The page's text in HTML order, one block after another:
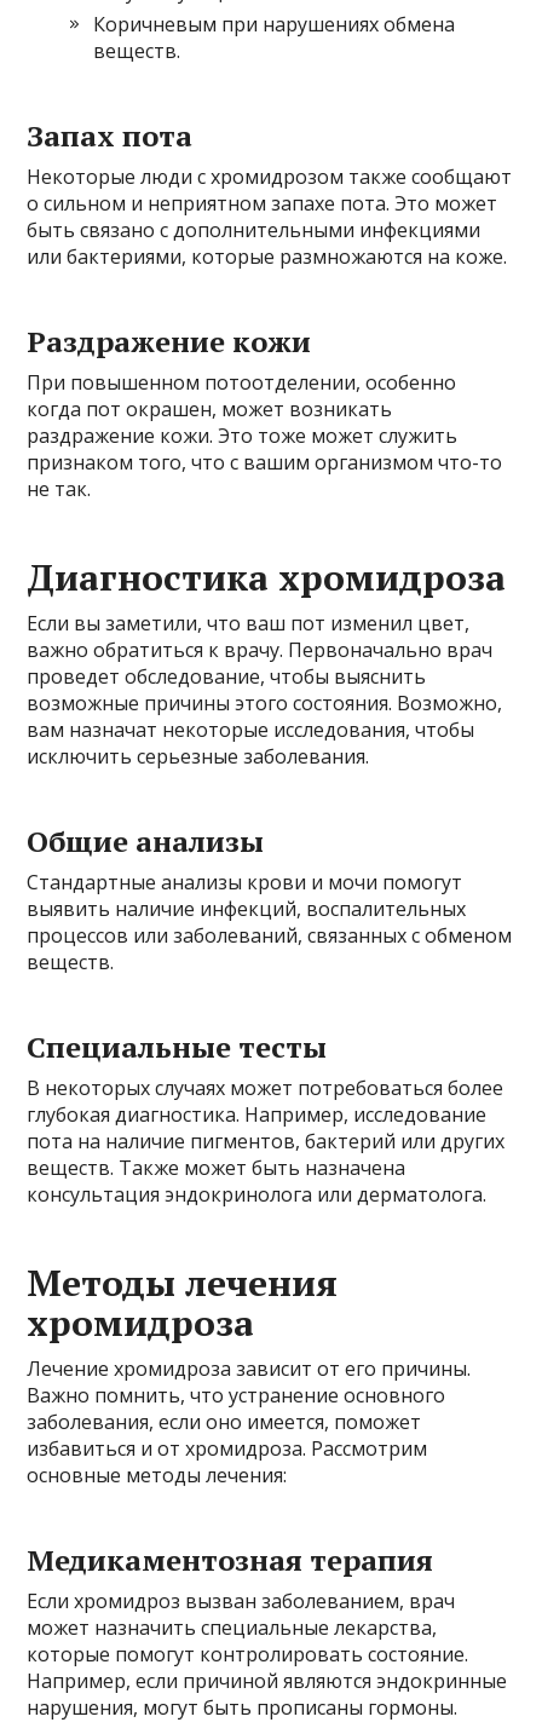
Коричневым при нарушениях обмена
веществ.
Запах пота
Некоторые люди с хромидрозом также сообщают
о сильном и неприятном запахе пота. Это может
быть связано с дополнительными инфекциями
или бактериями, которые размножаются на коже.
Раздражение кожи
При повышенном потоотделении, особенно
когда пот окрашен, может возникать
раздражение кожи. Это тоже может служить
признаком того, что с вашим организмом что-то
не так.
Диагностика хромидроза
Если вы заметили, что ваш пот изменил цвет,
важно обратиться к врачу. Первоначально врач
проведет обследование, чтобы выяснить
возможные причины этого состояния. Возможно,
вам назначат некоторые исследования, чтобы
исключить серьезные заболевания.
Общие анализы
Стандартные анализы крови и мочи помогут
выявить наличие инфекций, воспалительных
процессов или заболеваний, связанных с обменом
веществ.
Специальные тесты
В некоторых случаях может потребоваться более
глубокая диагностика. Например, исследование
пота на наличие пигментов, бактерий или других
веществ. Также может быть назначена
консультация эндокринолога или дерматолога.
Методы лечения
хромидроза
Лечение хромидроза зависит от его причины.
Важно помнить, что устранение основного
заболевания, если оно имеется, поможет
избавиться и от хромидроза. Рассмотрим
основные методы лечения:
Медикаментозная терапия
Если хромидроз вызван заболеванием, врач
может назначить специальные лекарства,
которые помогут контролировать состояние.
Например, если причиной являются эндокринные
нарушения, могут быть прописаны гормоны.